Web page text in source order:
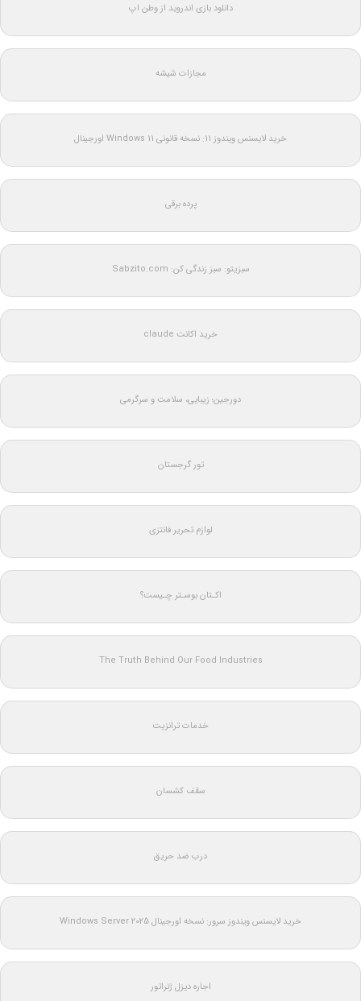
دانلود بازی اندروید از وطن اپ
مجازات شیشه
خرید لایسنس ویندوز 11: نسخه قانونی Windows 11 اورجینال
پرده برقی
سبزیتو: سبز زندگی کن: Sabzito.com
خرید اکانت claude
دورجین؛ زیبایی، سلامت و سرگرمی
تور گرجستان
لوازم تحریر فانتزی
اکـتان بوسـتر چـیست؟
The Truth Behind Our Food Industries
خدمات ترانزیت
سقف کشسان
درب ضد حریق
خرید لایسنس ویندوز سرور: نسخه اورجینال Windows Server 2025
اجاره دیزل ژنراتور